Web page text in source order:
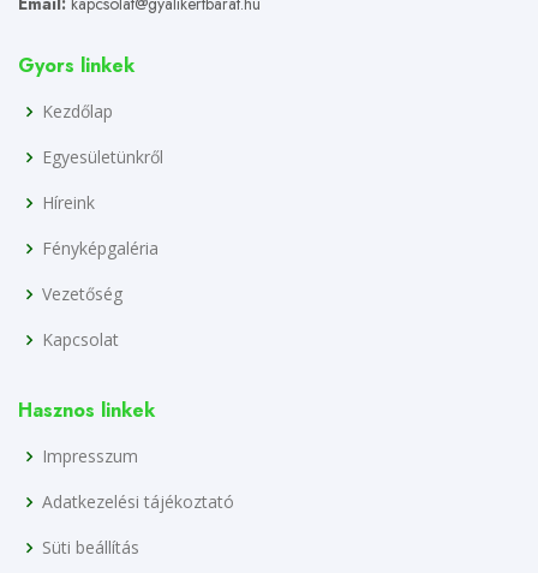
Gyors linkek
Kezdőlap
Egyesületünkről
Híreink
Fényképgaléria
Vezetőség
Kapcsolat
Hasznos linkek
Impresszum
Adatkezelési tájékoztató
Süti beállítás